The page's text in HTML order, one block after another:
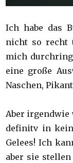
Ich habe das
nicht so recht
mich
eine große
Naschen,
Aber irgendwie
definitv in
Gelees! Ich
aber sie